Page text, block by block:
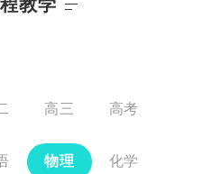
高三 高考
物理 化学